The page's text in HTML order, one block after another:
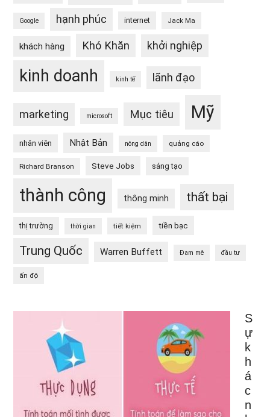
Google hạnh phúc internet Jack Ma
khách hàng Khó Khăn khởi nghiệp
kinh doanh kinh tế lãnh đạo
marketing microsoft Mục tiêu Mỹ
nhân viên Nhật Bản nông dân quảng cáo
Richard Branson Steve Jobs sáng tạo
thành công thông minh thất bại
thị trường thời gian tiết kiệm tiền bạc
Trung Quốc Warren Buffett Đam mê đầu tư
ấn độ
S
ự
k
h
á
c
n